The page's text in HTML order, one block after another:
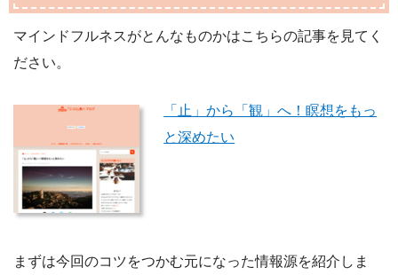
マインドフルネスがとんなものかはこちらの記事を見てく
ださい。
「止」から「観」へ！瞑想をもっ
と深めたい
まずは今回のコツをつかむ元になった情報源を紹介しま